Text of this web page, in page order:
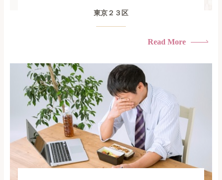
東京２３区
Read More